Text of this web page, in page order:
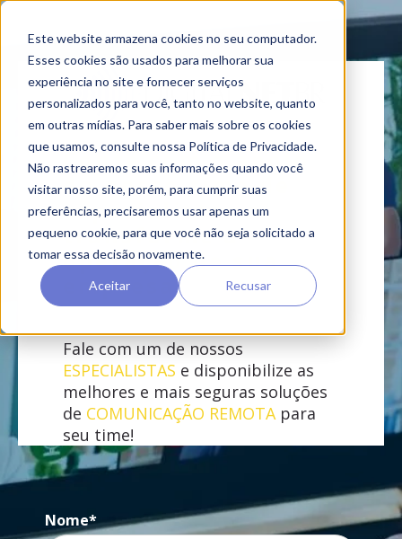
Este website armazena cookies no seu computador.
Esses cookies são usados ​​para melhorar sua
experiência no site e fornecer serviços
personalizados para você, tanto no website, quanto
em outras mídias. Para saber mais sobre os cookies
que usamos, consulte nossa Política de Privacidade.
Não rastrearemos suas informações quando você
visitar nosso site, porém, para cumprir suas
preferências, precisaremos usar apenas um
pequeno cookie, para que você não seja solicitado a
tomar essa decisão novamente.
Aceitar Recusar
Conte com o apoio
do nosso time de
especialistas e
transforme a
operação de sua
empresa
Fale com um de nossos
ESPECIALISTAS e disponibilize as
melhores e mais seguras soluções
de COMUNICAÇÃO REMOTApara
seu time!
Nome*